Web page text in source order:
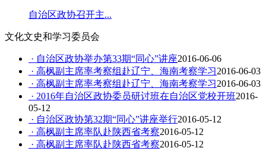
自治区政协召开主...
文化文史和学习委员会
· 自治区政协举办第33期“同心”讲座2016-06-06
· 高枫副主席率考察组赴辽宁、海南考察学习2016-06-03
· 高枫副主席率考察组赴辽宁、海南考察学习2016-06-03
· 2016年自治区政协委员研讨班在自治区党校开班2016-
05-12
· 自治区政协第32期“同心”讲座举行2016-05-12
· 高枫副主席率队赴陕西省考察2016-05-12
· 高枫副主席率队赴陕西省考察2016-05-12